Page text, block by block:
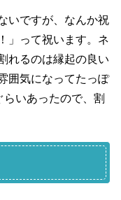
いですが、なんか祝
」って祝います。ネ
れるのは縁起の良い
囲気になってたっぽ
いあったので、割